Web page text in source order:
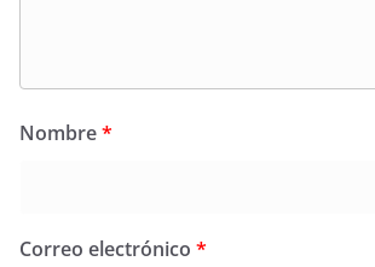
Nombre*
Correo electrónico *